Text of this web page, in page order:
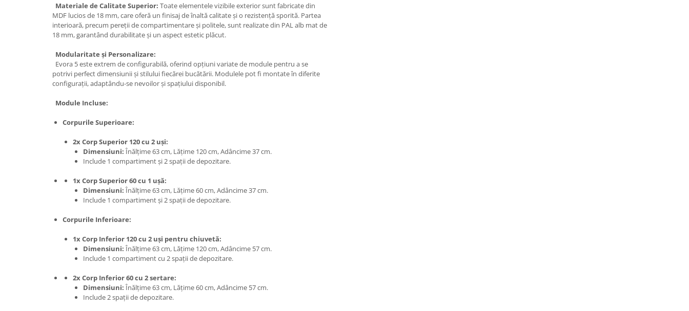
Materiale de Calitate Superior: Toate elementele vizibile exterior sunt fabricate din
MDF lucios de 18 mm, care oferă un finisaj de înaltă calitate și o rezistență sporită. Partea
interioară, precum pereții de compartimentare și politele, sunt realizate din PAL alb mat de
18 mm, garantând durabilitate și un aspect estetic plăcut.
Modularitate și Personalizare:
Evora 5 este extrem de configurabilă, oferind opțiuni variate de module pentru a se
potrivi perfect dimensiunii și stilului fiecărei bucătării. Modulele pot fi montate în diferite
configurații, adaptându-se nevoilor și spațiului disponibil.
Module Incluse:
Corpurile Superioare:
2x Corp Superior 120 cu 2 uși:
Dimensiuni: Înălțime 63 cm, Lățime 120 cm, Adâncime 37 cm.
Include 1 compartiment și 2 spații de depozitare.
1x Corp Superior 60 cu 1 ușă:
Dimensiuni: Înălțime 63 cm, Lățime 60 cm, Adâncime 37 cm.
Include 1 compartiment și 2 spații de depozitare.
Corpurile Inferioare:
1x Corp Inferior 120 cu 2 uși pentru chiuvetă:
Dimensiuni: Înălțime 63 cm, Lățime 120 cm, Adâncime 57 cm.
Include 1 compartiment cu 2 spații de depozitare.
2x Corp Inferior 60 cu 2 sertare:
Dimensiuni: Înălțime 63 cm, Lățime 60 cm, Adâncime 57 cm.
Include 2 spații de depozitare.